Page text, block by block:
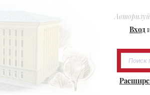
Вход